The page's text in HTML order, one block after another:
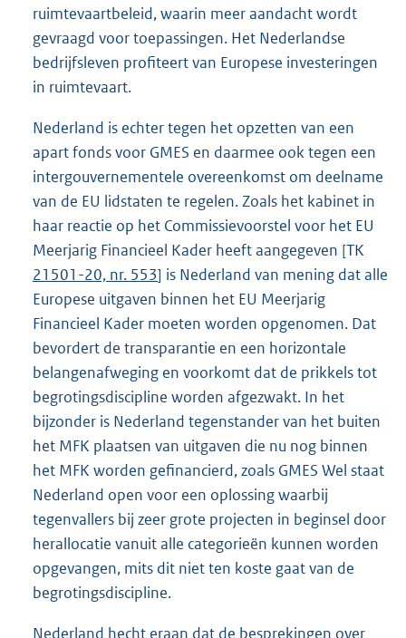
ruimtevaartbeleid, waarin meer aandacht wordt
gevraagd voor toepassingen. Het Nederlandse
bedrijfsleven profiteert van Europese investeringen
in ruimtevaart.
Nederland is echter tegen het opzetten van een
apart fonds voor GMES en daarmee ook tegen een
intergouvernementele overeenkomst om deelname
van de EU lidstaten te regelen. Zoals het kabinet in
haar reactie op het Commissievoorstel voor het EU
Meerjarig Financieel Kader heeft aangegeven [TK
21501-20, nr. 553] is Nederland van mening dat alle
Europese uitgaven binnen het EU Meerjarig
Financieel Kader moeten worden opgenomen. Dat
bevordert de transparantie en een horizontale
belangenafweging en voorkomt dat de prikkels tot
begrotingsdiscipline worden afgezwakt. In het
bijzonder is Nederland tegenstander van het buiten
het MFK plaatsen van uitgaven die nu nog binnen
het MFK worden gefinancierd, zoals GMES Wel staat
Nederland open voor een oplossing waarbij
tegenvallers bij zeer grote projecten in beginsel door
herallocatie vanuit alle categorieën kunnen worden
opgevangen, mits dit niet ten koste gaat van de
begrotingsdiscipline.
Nederland hecht eraan dat de besprekingen over